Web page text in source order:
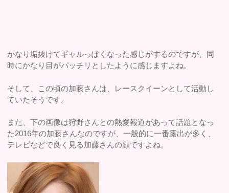
かなり垢抜けてギャルっぽくなった感じがするのですが、同
時にかなり目がパッチリとしたように感じますよね。
そして、この頃の加藤さんは、レースクイーンとして活動し
ていたそうです。
また、下の画像は狩野さんとの熱愛報道があって話題となっ
た2016年の加藤さんなのですが、一般的に一番露出が多く、
テレビなどで良く見る加藤さんの顔ですよね。